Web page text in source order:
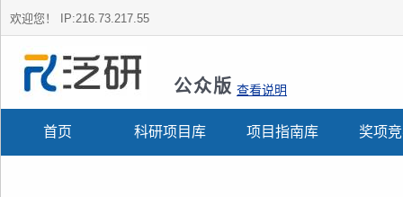
欢迎您！ IP:216.73.217.55
公众版 查看说明
首页 科研项目库 项目指南库 奖项